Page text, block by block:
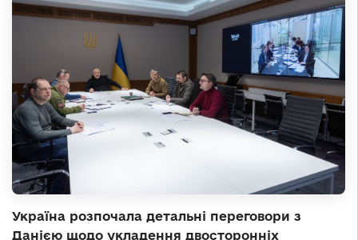
Україна розпочала детальні переговори з
Данією щодо укладення двосторонніх